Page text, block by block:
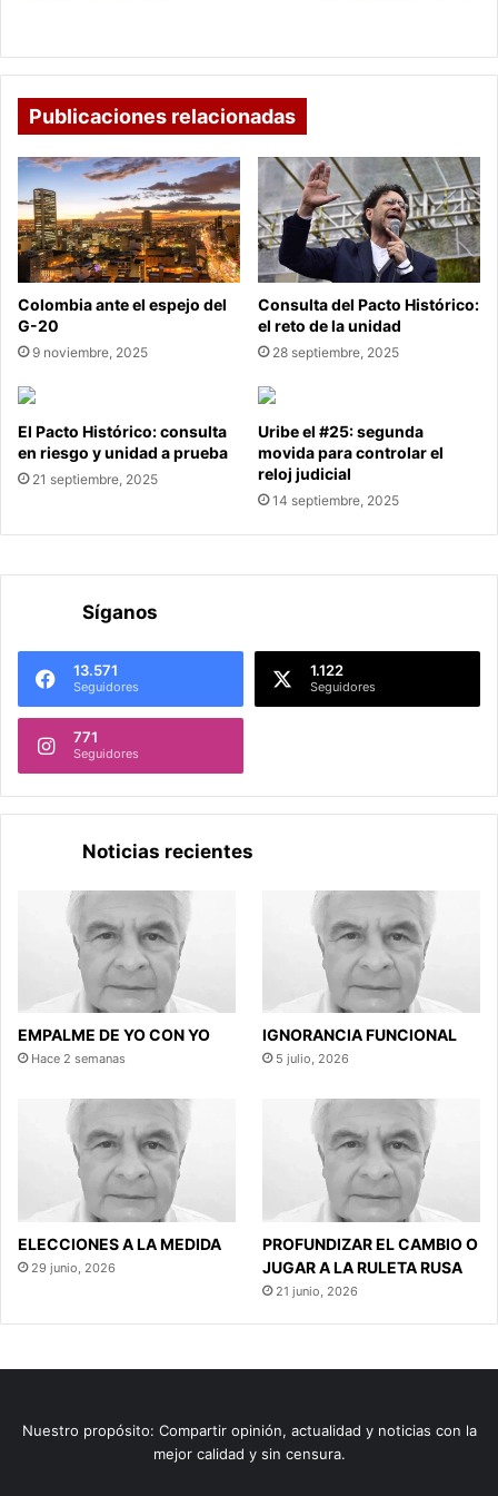
Publicaciones relacionadas
Colombia ante el espejo del
G-20
9 noviembre, 2025
Consulta del Pacto Histórico:
el reto de la unidad
28 septiembre, 2025
El Pacto Histórico: consulta
en riesgo y unidad a prueba
21 septiembre, 2025
Uribe el #25: segunda
movida para controlar el
reloj judicial
14 septiembre, 2025
Síganos
13.571
Seguidores
1.122
Seguidores
771
Seguidores
Noticias recientes
EMPALME DE YO CON YO
Hace 2 semanas
IGNORANCIA FUNCIONAL
5 julio, 2026
ELECCIONES A LA MEDIDA
29 junio, 2026
PROFUNDIZAR EL CAMBIO O
JUGAR A LA RULETA RUSA
21 junio, 2026
Nuestro propósito: Compartir opinión, actualidad y noticias con la
mejor calidad y sin censura.